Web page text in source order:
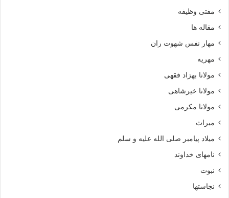
مفتی وظیفه
مقاله ها
مهار نفس شهوت ران
مهریه
مولانا بهزاد فقهی
مولانا خیرشاهی
مولانا مکرمی
میراث
میلاد پیامبر صلی الله علیه و سلم
نامهای خداوند
نبوت
نجاستها